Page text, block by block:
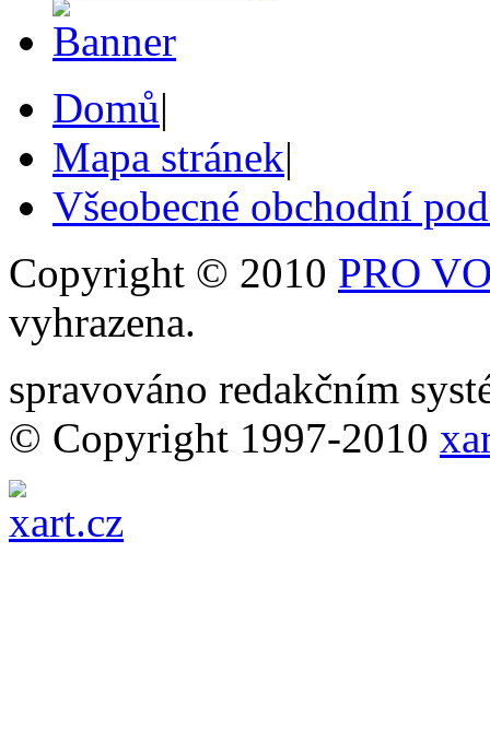
Domů|
Mapa stránek|
Všeobecné obchodní
Copyright © 2010 PRO
vyhrazena.
spravováno redakčním
© Copyright 1997-2010